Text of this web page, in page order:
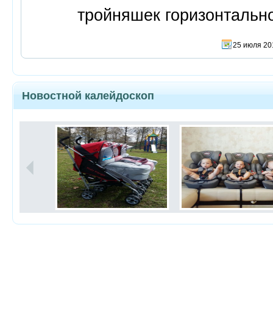
тройняшек
25 июля
Новостной калейдоскоп